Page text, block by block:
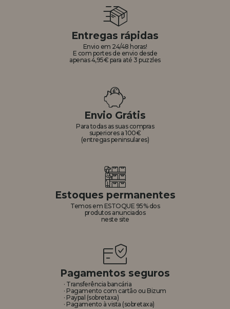
Entregas rápidas
Envio em 24/48 horas!
E com portes de envio desde
apenas 4,95€ para até 3 puzzles
Envio Grátis
Para todas as suas compras
superiores a 100€
(entregas peninsulares)
Estoques permanentes
Temos em ESTOQUE 95% dos
produtos anunciados
neste site
Pagamentos seguros
· Transferência bancária
· Pagamento com cartão ou Bizum
· Paypal (sobretaxa)
· Pagamento à vista (sobretaxa)